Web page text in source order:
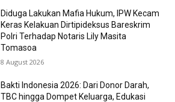
Diduga Lakukan Mafia Hukum, IPW Kecam
Keras Kelakuan Dirtipideksus Bareskrim
Polri Terhadap Notaris Lily Masita
Tomasoa
8 August 2026
Bakti Indonesia 2026: Dari Donor Darah,
TBC hingga Dompet Keluarga, Edukasi